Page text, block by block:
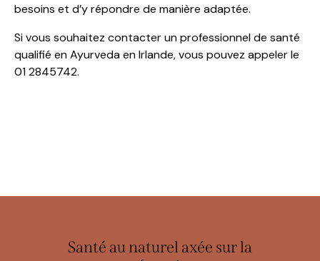
besoins et d’y répondre de manière adaptée.
Si vous souhaitez contacter un professionnel de santé
qualifié en Ayurveda en Irlande, vous pouvez appeler le
01 2845742.
Santé au naturel axée sur la